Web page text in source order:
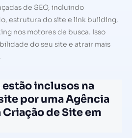
de SEO, incluindo
estrutura do site e link building,
nos motores de busca. Isso
do seu site e atrair mais
inclusos na
por uma Agência
de Site em